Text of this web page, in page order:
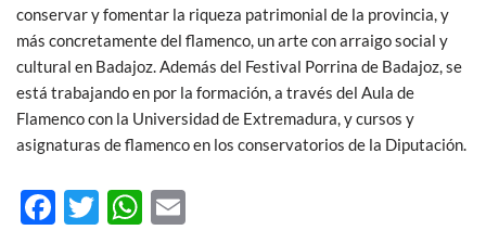
conservar y fomentar la riqueza patrimonial de la provincia, y
más concretamente del flamenco, un arte con arraigo social y
cultural en Badajoz. Además del Festival Porrina de Badajoz, se
está trabajando en por la formación, a través del Aula de
Flamenco con la Universidad de Extremadura, y cursos y
asignaturas de flamenco en los conservatorios de la Diputación.
F
T
W